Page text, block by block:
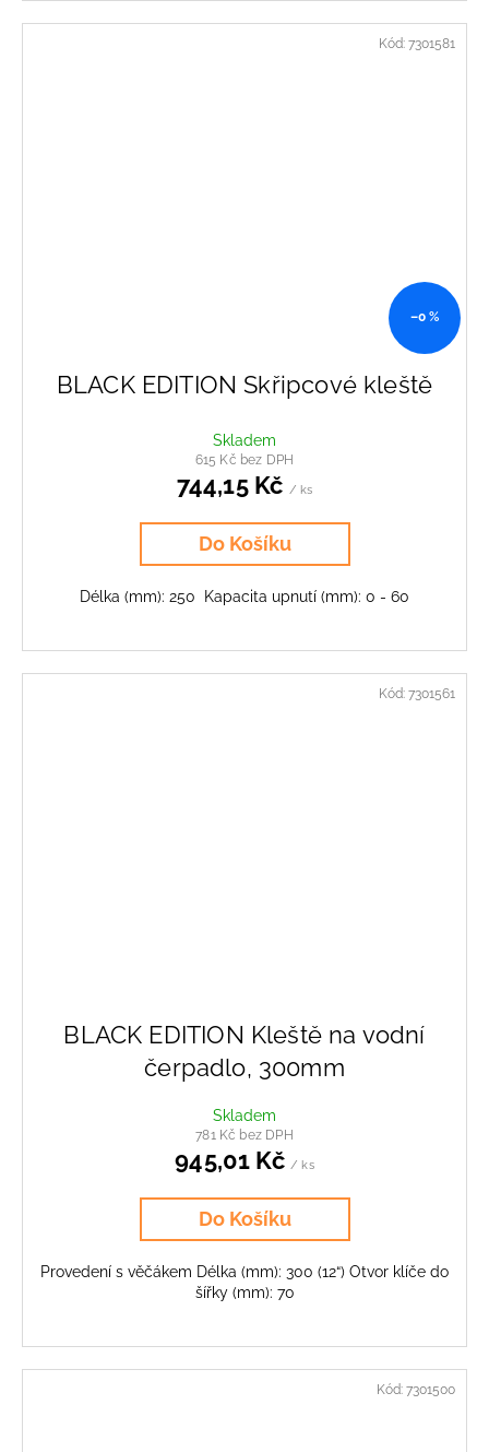
–0 %
BLACK EDITION Skřipcové kleště
Skladem
615 Kč bez DPH
744,15 Kč / ks
Do Košíku
Délka (mm): 250 Kapacita upnutí (mm): 0 - 60
Kód: 7301581
BLACK EDITION Kleště na vodní
čerpadlo, 300mm
Skladem
781 Kč bez DPH
945,01 Kč / ks
Do Košíku
Provedení s věčákem Délka (mm): 300 (12“) Otvor klíče do
šířky (mm): 70
Kód: 7301561
Kód: 7301500